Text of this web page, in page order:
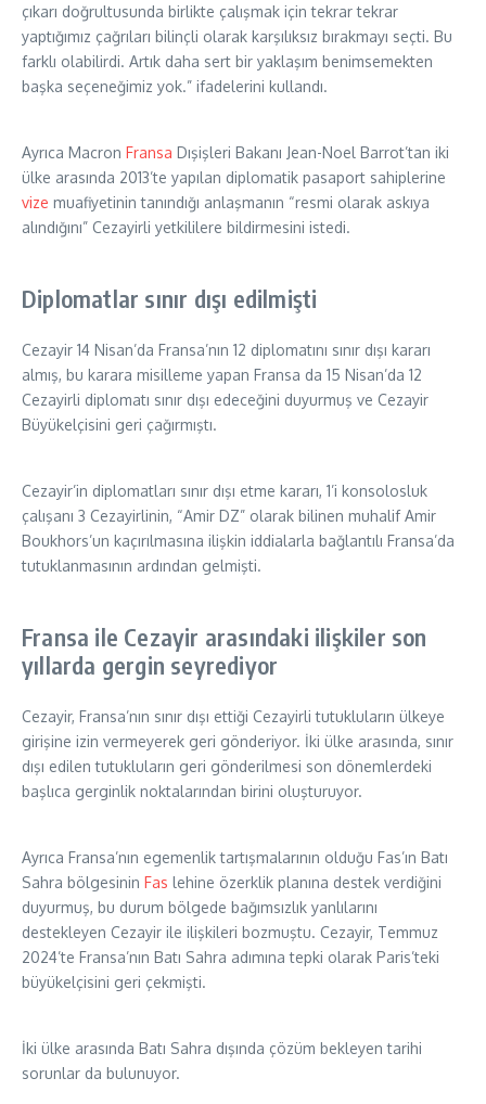
çıkarı doğrultusunda birlikte çalışmak için tekrar tekrar
yaptığımız çağrıları bilinçli olarak karşılıksız bırakmayı seçti. Bu
farklı olabilirdi. Artık daha sert bir yaklaşım benimsemekten
başka seçeneğimiz yok.” ifadelerini kullandı.
Ayrıca Macron Fransa Dışişleri Bakanı Jean-Noel Barrot’tan iki
ülke arasında 2013’te yapılan diplomatik pasaport sahiplerine
vize muafiyetinin tanındığı anlaşmanın “resmi olarak askıya
alındığını” Cezayirli yetkililere bildirmesini istedi.
Diplomatlar sınır dışı edilmişti
Cezayir 14 Nisan’da Fransa’nın 12 diplomatını sınır dışı kararı
almış, bu karara misilleme yapan Fransa da 15 Nisan’da 12
Cezayirli diplomatı sınır dışı edeceğini duyurmuş ve Cezayir
Büyükelçisini geri çağırmıştı.
Cezayir’in diplomatları sınır dışı etme kararı, 1’i konsolosluk
çalışanı 3 Cezayirlinin, “Amir DZ” olarak bilinen muhalif Amir
Boukhors’un kaçırılmasına ilişkin iddialarla bağlantılı Fransa’da
tutuklanmasının ardından gelmişti.
Fransa ile Cezayir arasındaki ilişkiler son
yıllarda gergin seyrediyor
Cezayir, Fransa’nın sınır dışı ettiği Cezayirli tutukluların ülkeye
girişine izin vermeyerek geri gönderiyor. İki ülke arasında, sınır
dışı edilen tutukluların geri gönderilmesi son dönemlerdeki
başlıca gerginlik noktalarından birini oluşturuyor.
Ayrıca Fransa’nın egemenlik tartışmalarının olduğu Fas’ın Batı
Sahra bölgesinin Fas lehine özerklik planına destek verdiğini
duyurmuş, bu durum bölgede bağımsızlık yanlılarını
destekleyen Cezayir ile ilişkileri bozmuştu. Cezayir, Temmuz
2024’te Fransa’nın Batı Sahra adımına tepki olarak Paris’teki
büyükelçisini geri çekmişti.
İki ülke arasında Batı Sahra dışında çözüm bekleyen tarihi
sorunlar da bulunuyor.